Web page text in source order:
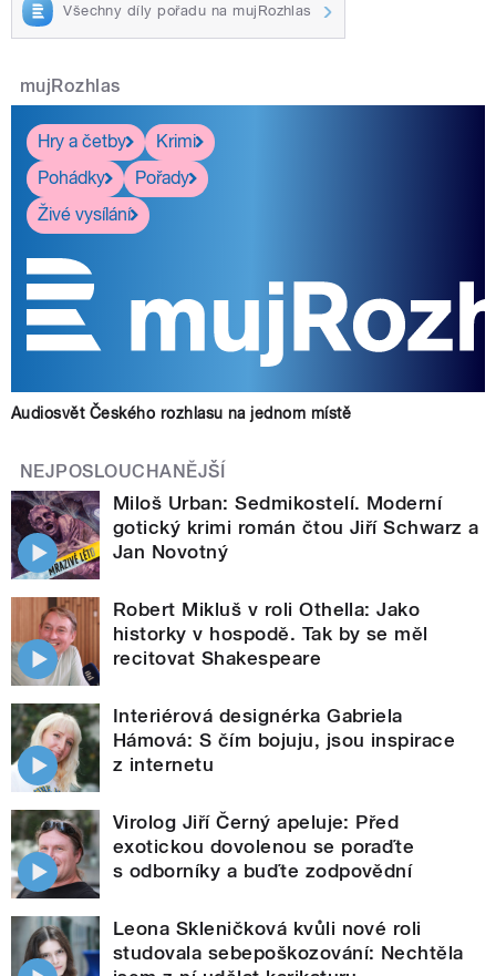
Všechny díly pořadu na mujRozhlas
mujRozhlas
Hry a četby
Krimi
Pohádky
Pořady
Živé vysílání
Audiosvět Českého rozhlasu na jednom místě
NEJPOSLOUCHANĚJŠÍ
Miloš Urban: Sedmikostelí. Moderní
gotický krimi román čtou Jiří Schwarz a
Jan Novotný
Robert Mikluš v roli Othella: Jako
historky v hospodě. Tak by se měl
recitovat Shakespeare
Interiérová designérka Gabriela
Hámová: S čím bojuju, jsou inspirace
z internetu
Virolog Jiří Černý apeluje: Před
exotickou dovolenou se poraďte
s odborníky a buďte zodpovědní
Leona Skleničková kvůli nové roli
studovala sebepoškozování: Nechtěla